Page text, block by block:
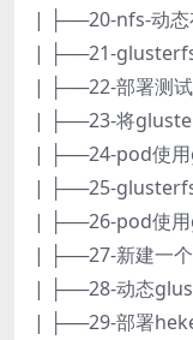
| ├──20-nfs-动态
| ├──21-
| ├──22-部署测
| ├──23-将
| ├──24-pod使
| ├──25-
| ├──26-pod使
| ├──27-新建一
| ├──28-动态
| ├──29-部署